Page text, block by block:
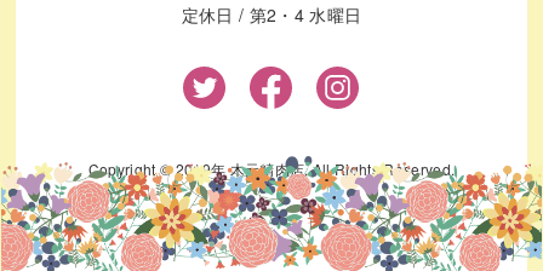
電話する 確認内容 配送 レビュー
定休日 / 第2・4 水曜日
Copyright © 2019年 木元精肉店. All Rights Reserved.